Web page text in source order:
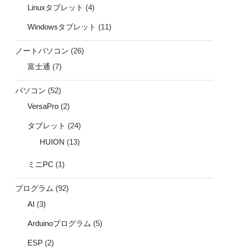
Linuxタブレット (4)
Windowsタブレット (11)
ノートパソコン (26)
富士通 (7)
パソコン (52)
VersaPro (2)
タブレット (24)
HUION (13)
ミニPC (1)
プログラム (92)
AI (3)
Arduinoプログラム (5)
ESP (2)